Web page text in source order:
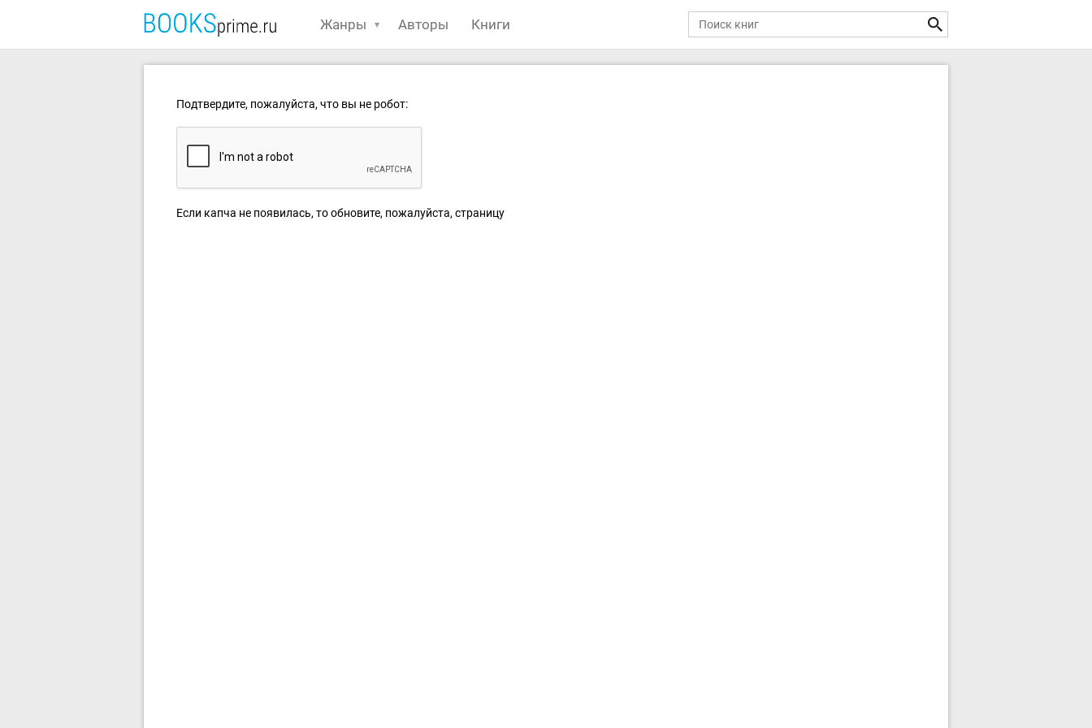
Жанры Авторы Книги
Подтвердите, пожалуйста, что вы не робот:
Если капча не появилась, то обновите, пожалуйста, страницу